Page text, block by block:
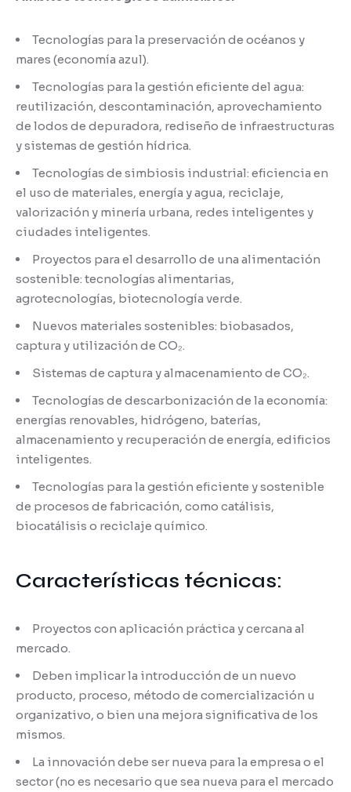
Tecnologías para la preservación de océanos y
mares (economía azul).
Tecnologías para la gestión eficiente del agua:
reutilización, descontaminación, aprovechamiento
de lodos de depuradora, rediseño de infraestructuras
y sistemas de gestión hídrica.
Tecnologías de simbiosis industrial: eficiencia en
el uso de materiales, energía y agua, reciclaje,
valorización y minería urbana, redes inteligentes y
ciudades inteligentes.
Proyectos para el desarrollo de una alimentación
sostenible: tecnologías alimentarias,
agrotecnologías, biotecnología verde.
Nuevos materiales sostenibles: biobasados,
captura y utilización de CO₂.
Sistemas de captura y almacenamiento de CO₂.
Tecnologías de descarbonización de la economía:
energías renovables, hidrógeno, baterías,
almacenamiento y recuperación de energía, edificios
inteligentes.
Tecnologías para la gestión eficiente y sostenible
de procesos de fabricación, como catálisis,
biocatálisis o reciclaje químico.
Características técnicas:
Proyectos con aplicación práctica y cercana al
mercado.
Deben implicar la introducción de un nuevo
producto, proceso, método de comercialización u
organizativo, o bien una mejora significativa de los
mismos.
La innovación debe ser nueva para la empresa o el
sector (no es necesario que sea nueva para el mercado